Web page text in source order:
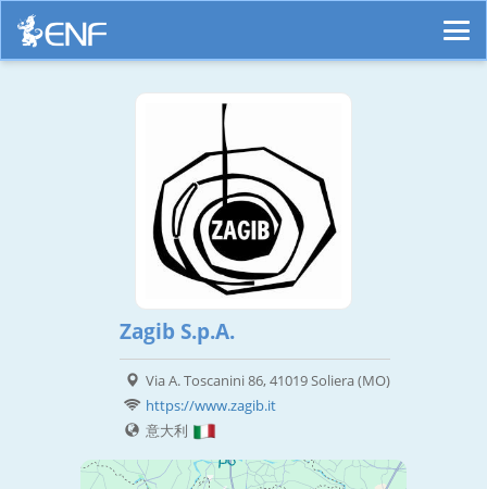
Zagib S.p.A.
Via A. Toscanini 86, 41019 Soliera (MO)
https://www.zagib.it
意大利